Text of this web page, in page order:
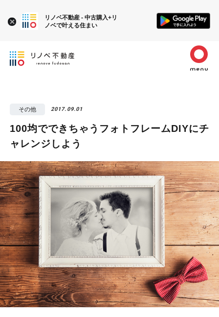
その他 2017.09.01
100均でできちゃうフォトフレームDIYにチ
ャレンジしよう
リノベ不動産 - 中古購入+リ
ノベで叶える住まい